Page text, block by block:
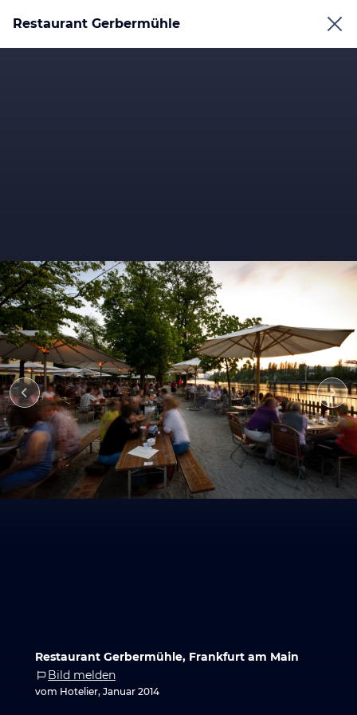
Restaurant Gerbermühle
Restaurant Gerbermühle, Frankfurt am Main
Bild melden
vom Hotelier, Januar 2014